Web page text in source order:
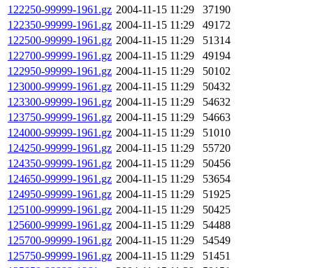
122250-99999-1961.gz 2004-11-15 11:29
37190
122350-99999-1961.gz 2004-11-15 11:29
49172
122500-99999-1961.gz 2004-11-15 11:29
51314
122700-99999-1961.gz 2004-11-15 11:29
49194
122950-99999-1961.gz 2004-11-15 11:29
50102
123000-99999-1961.gz 2004-11-15 11:29
50432
123300-99999-1961.gz 2004-11-15 11:29
54632
123750-99999-1961.gz 2004-11-15 11:29
54663
124000-99999-1961.gz 2004-11-15 11:29
51010
124250-99999-1961.gz 2004-11-15 11:29
55720
124350-99999-1961.gz 2004-11-15 11:29
50456
124650-99999-1961.gz 2004-11-15 11:29
53654
124950-99999-1961.gz 2004-11-15 11:29
51925
125100-99999-1961.gz 2004-11-15 11:29
50425
125600-99999-1961.gz 2004-11-15 11:29
54488
125700-99999-1961.gz 2004-11-15 11:29
54549
125750-99999-1961.gz 2004-11-15 11:29
51451